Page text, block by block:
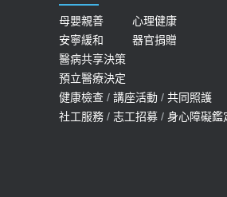
女性必看國健署公費懶人包
查完全免費 沒做虧大了
2026-05-14
一定得換人工關節
2019-10-08
20歲迪士尼男星因癲癇猝逝
孩最好發、醫師點出8大前兆
2019-07-09
母嬰親善
心理健康
安寧緩和
器官捐贈
醫病共享決策
預立醫療決定
健康檢查 / 講座活動 / 共同照護
社工服務 / 志工招募 / 身心障礙鑑